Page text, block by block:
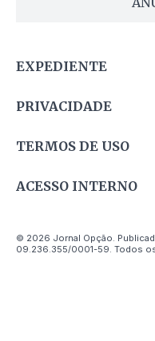
EXPEDIENTE
PRIVACIDADE
TERMOS DE USO
ACESSO INTERNO
© 2026 Jornal Opção.
09.236.355/0001-59. Todos